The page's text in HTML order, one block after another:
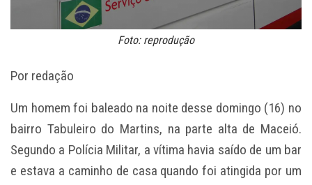
Foto: reprodução
Por redação
Um homem foi baleado na noite desse domingo (16) no
bairro Tabuleiro do Martins, na parte alta de Maceió.
Segundo a Polícia Militar, a vítima havia saído de um bar
e estava a caminho de casa quando foi atingida por um